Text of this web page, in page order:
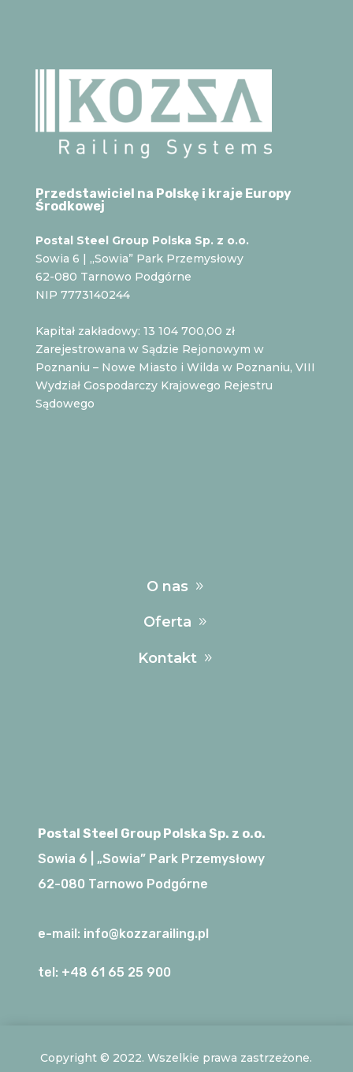
Przedstawiciel na Polskę i kraje Europy
Środkowej
Postal Steel Group Polska Sp. z o.o.
Sowia 6 | „Sowia” Park Przemysłowy
62-080 Tarnowo Podgórne
NIP 7773140244
Kapitał zakładowy: 13 104 700,00 zł
Zarejestrowana w Sądzie Rejonowym w
Poznaniu – Nowe Miasto i Wilda w Poznaniu, VIII
Wydział Gospodarczy Krajowego Rejestru
Sądowego
O nas
Oferta
Kontakt
Postal Steel Group Polska Sp. z o.o.
Sowia 6 | „Sowia” Park Przemysłowy
62-080 Tarnowo Podgórne
e-mail: info@kozzarailing.pl
tel: +48 61 65 25 900
Copyright © 2022. Wszelkie prawa zastrzeżone.